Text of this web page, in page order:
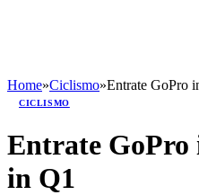
Home»Ciclismo»Entrate GoPro
CICLISMO
Entrate GoPro
in Q1